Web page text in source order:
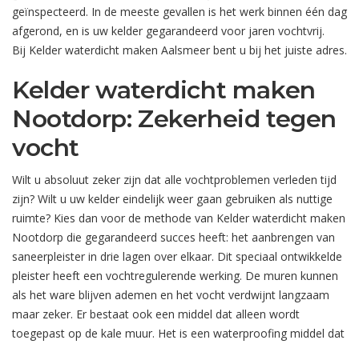
geïnspecteerd. In de meeste gevallen is het werk binnen één dag
afgerond, en is uw kelder gegarandeerd voor jaren vochtvrij.
Bij Kelder waterdicht maken Aalsmeer bent u bij het juiste adres.
Kelder waterdicht maken
Nootdorp: Zekerheid tegen
vocht
Wilt u absoluut zeker zijn dat alle vochtproblemen verleden tijd
zijn? Wilt u uw kelder eindelijk weer gaan gebruiken als nuttige
ruimte? Kies dan voor de methode van Kelder waterdicht maken
Nootdorp die gegarandeerd succes heeft: het aanbrengen van
saneerpleister in drie lagen over elkaar. Dit speciaal ontwikkelde
pleister heeft een vochtregulerende werking. De muren kunnen
als het ware blijven ademen en het vocht verdwijnt langzaam
maar zeker. Er bestaat ook een middel dat alleen wordt
toegepast op de kale muur. Het is een waterproofing middel dat